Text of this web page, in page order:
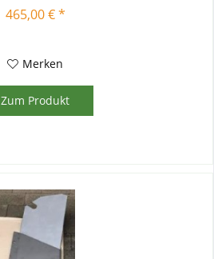
465,00 € *
Merken
Zum Produkt